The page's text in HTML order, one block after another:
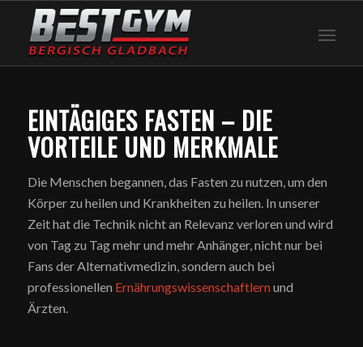
EINTÄGIGES FASTEN – DIE
VORTEILE UND MERKMALE
Die Menschen begannen, das Fasten zu nutzen, um den
Körper zu heilen und Krankheiten zu heilen. In unserer
Zeit hat die Technik nicht an Relevanz verloren und wird
von Tag zu Tag mehr und mehr Anhänger, nicht nur bei
Fans der Alternativmedizin, sondern auch bei
professionellen Ernährungswissenschaftlernund
Ärzten.